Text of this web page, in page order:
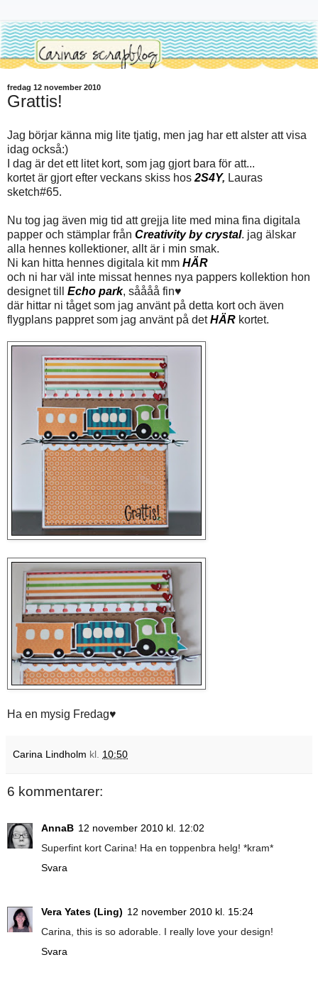
fredag 12 november 2010
Grattis!
Jag börjar känna mig lite tjatig, men jag har ett alster att visa
idag också:)
I dag är det ett litet kort, som jag gjort bara för att...
kortet är gjort efter veckans skiss hos 2S4Y, Lauras
sketch#65.
Nu tog jag även mig tid att grejja lite med mina fina digitala
papper och stämplar från Creativity by crystal. jag älskar
alla hennes kollektioner, allt är i min smak.
Ni kan hitta hennes digitala kit mm HÄR
och ni har väl inte missat hennes nya pappers kollektion hon
designet till Echo park, såååå fin♥
där hittar ni tåget som jag använt på detta kort och även
flygplans pappret som jag använt på detHÄR kortet.
Ha en mysig Fredag♥
Carina Lindholm kl. 10:50
6 kommentarer:
AnnaB 12 november 2010 kl. 12:02
Superfint kort Carina! Ha en toppenbra helg! *kram*
Svara
Vera Yates (Ling) 12 november 2010 kl. 15:24
Carina, this is so adorable. I really love your design!
Svara